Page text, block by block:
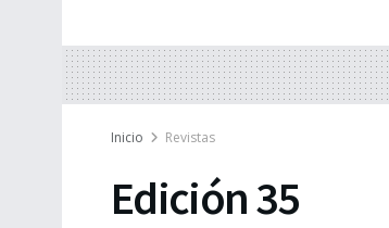
Inicio Revistas
Edición 35